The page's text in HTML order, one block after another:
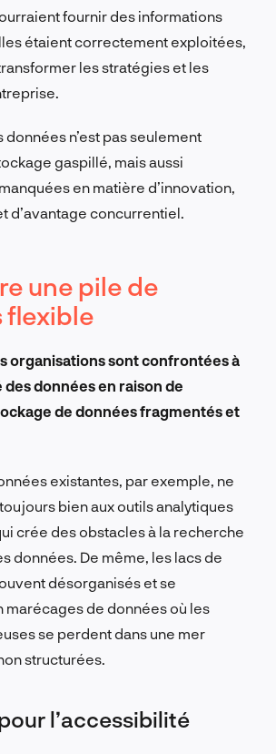
fournir des informations
étaient correctement exploitées,
les stratégies et les
données n’est pas seulement
gaspillé, mais aussi
en matière d’innovation,
d’avantage concurrentiel.
une pile de
flexible
organisations sont confrontées à
des données en raison de
de données fragmentés et
existantes, par exemple, ne
bien aux outils analytiques
crée des obstacles à la recherche
données. De même, les lacs de
désorganisés et se
marécages de données où les
se perdent dans une mer
structurées.
l’accessibilité